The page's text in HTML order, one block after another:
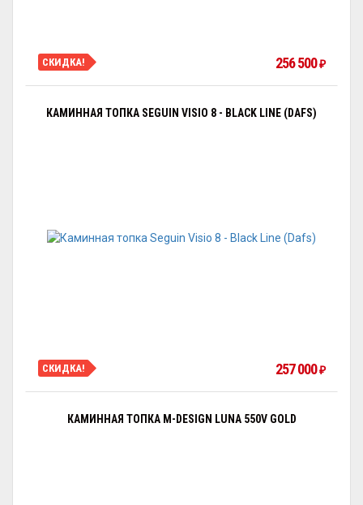
СКИДКА! 256 500 ₽
КАМИННАЯ ТОПКА SEGUIN VISIO 8 - BLACK LINE (DAFS)
СКИДКА! 257 000 ₽
КАМИННАЯ ТОПКА M-DESIGN LUNA 550V GOLD